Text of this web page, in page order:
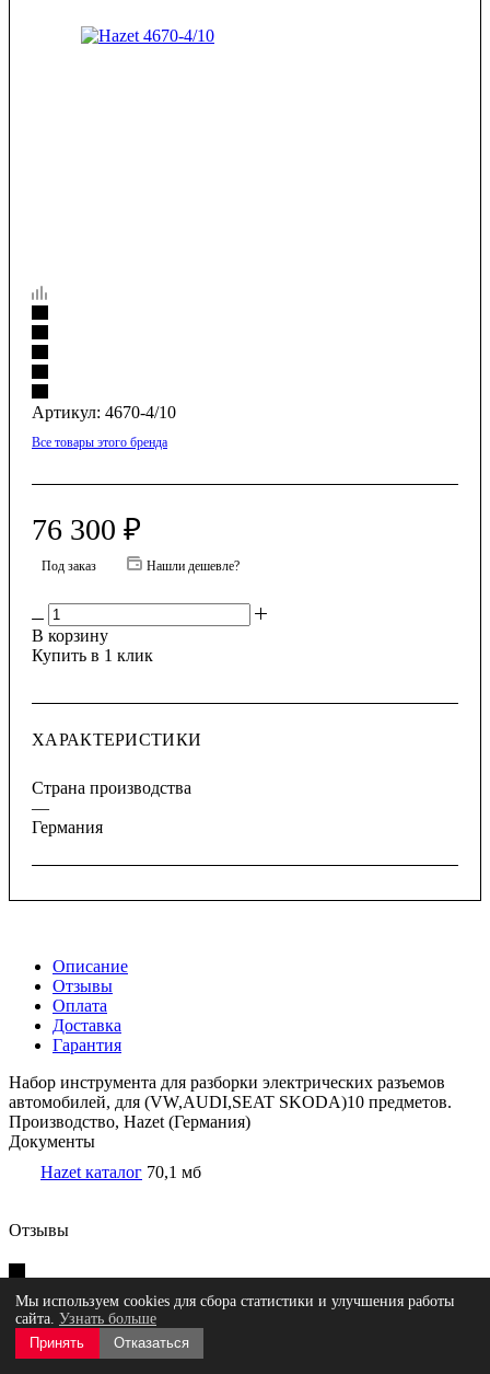
Артикул: 4670-4/10
Все товары этого бренда
76 300 ₽
Под заказ Нашли дешевле?
В корзину
Купить в 1 клик
ХАРАКТЕРИСТИКИ
Страна производства
—
Германия
Описание
Отзывы
Оплата
Доставка
Гарантия
Набор инструмента для разборки электрических разъемов
автомобилей, для (VW,AUDI,SEAT SKODA)10 предметов.
Производство, Hazet (Германия)
Документы
Hazet каталог 70,1 мб
Отзывы
Оставить отзыв
Мы используем cookies для сбора статистики и улучшения работы
сайта. Узнать больше
Принять
Отказаться